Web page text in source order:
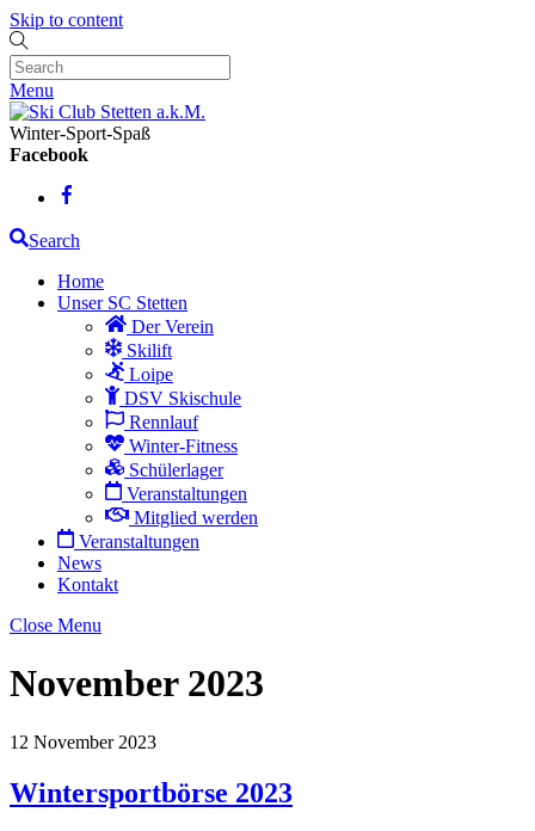
Skip to content
Menu
Winter-Sport-Spaß
Facebook
Search
Home
Unser SC Stetten
Der Verein
Skilift
Loipe
DSV Skischule
Rennlauf
Winter-Fitness
Schülerlager
Veranstaltungen
Mitglied werden
Veranstaltungen
News
Kontakt
Close Menu
November 2023
12 November 2023
Wintersportbörse 2023